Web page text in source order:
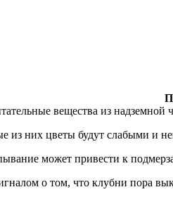
вещества из надземной
из них цветы будут слабыми и
может привести к
о том, что клубни пора